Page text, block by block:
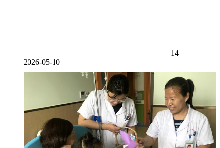
14
2026-05-10